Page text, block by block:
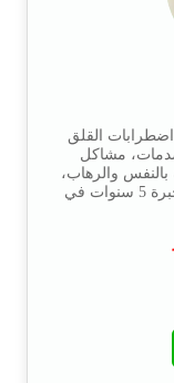
اضطرابات القلق
مشاكل
بالنفس والرهاب،
حاصلة على ماجستير علم النفس ولديها خبرة 5 سنوات في